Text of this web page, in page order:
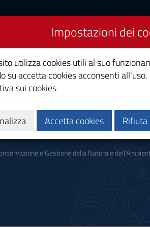
della
Calendari e orari Qualità e
e Gestione della Natura e
Impostazioni dei
utilizza cookies utili al suo
su accetta cookies acconsenti
sui cookies
Accetta cookies Rifiuta